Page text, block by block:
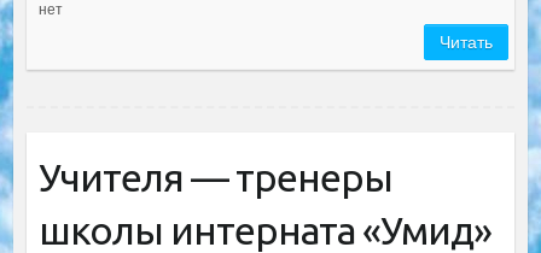
нет
Читать
Учителя — тренеры
школы интерната «Умид»